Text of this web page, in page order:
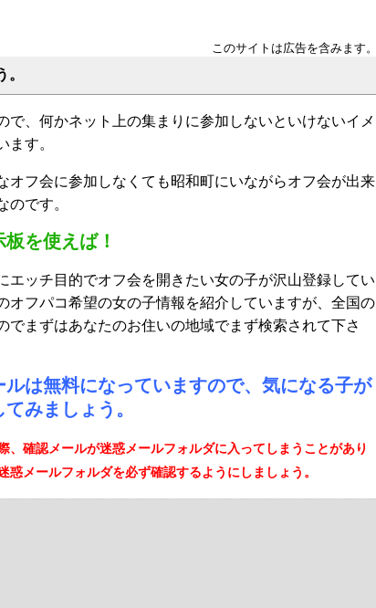
このサイトは広告を含みます。
で、何かネット上の集まりに参加しないといけないイメ
ます。
オフ会に参加しなくても昭和町にいながらオフ会が出来
のです。
を使えば！
エッチ目的でオフ会を開きたい女の子が沢山登録してい
オフパコ希望の女の子情報を紹介していますが、全国の
でまずはあなたのお住いの地域でまず検索されて下さ
は無料になっていますので、気になる子が
みましょう。
確認メールが迷惑メールフォルダに入ってしまうことがあり
惑メールフォルダを必ず確認するようにしましょう。